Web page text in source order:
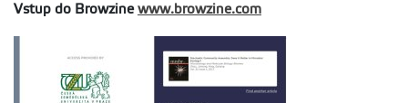
Vstup do Browzinewww.browzine.com